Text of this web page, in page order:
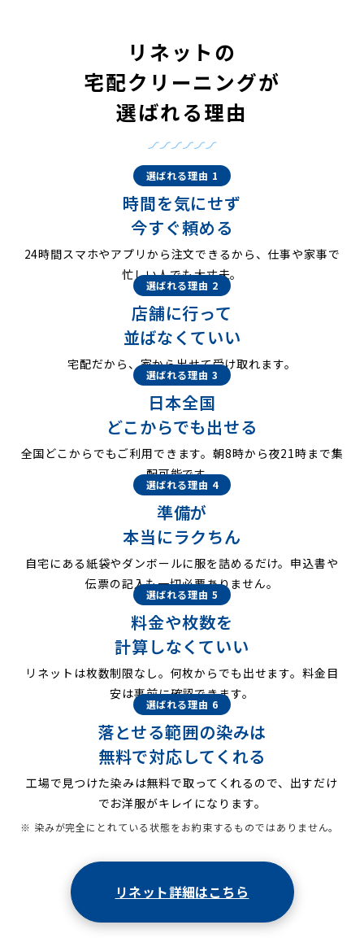
リネットの
宅配クリーニングが
選ばれる理由
選ばれる理由 1
時間を気にせず
今すぐ頼める
24時間スマホやアプリから注文できるから、仕事や家事で
忙しい人でも大丈夫。
選ばれる理由 2
店舗に行って
並ばなくていい
宅配だから、家から出せて受け取れます。
選ばれる理由 3
日本全国
どこからでも出せる
全国どこからでもご利用できます。朝8時から夜21時まで集
配可能です。
選ばれる理由 4
準備が
本当にラクちん
自宅にある紙袋やダンボールに服を詰めるだけ。申込書や
伝票の記入も一切必要ありません。
選ばれる理由 5
料金や枚数を
計算しなくていい
リネットは枚数制限なし。何枚からでも出せます。料金目
安は事前に確認できます。
選ばれる理由 6
落とせる範囲の染みは
無料で対応してくれる
工場で見つけた染みは無料で取ってくれるので、出すだけ
でお洋服がキレイになります。
※ 染みが完全にとれている状態をお約束するものではありません。
リネット詳細はこちら